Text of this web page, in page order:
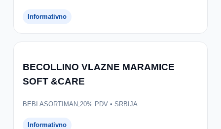
Informativno
BECOLLINO VLAZNE MARAMICE
SOFT &CARE
BEBI ASORTIMAN,20% PDV • SRBIJA
Informativno